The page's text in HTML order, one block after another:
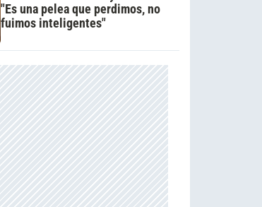
"Es una pelea que perdimos, no
fuimos inteligentes"